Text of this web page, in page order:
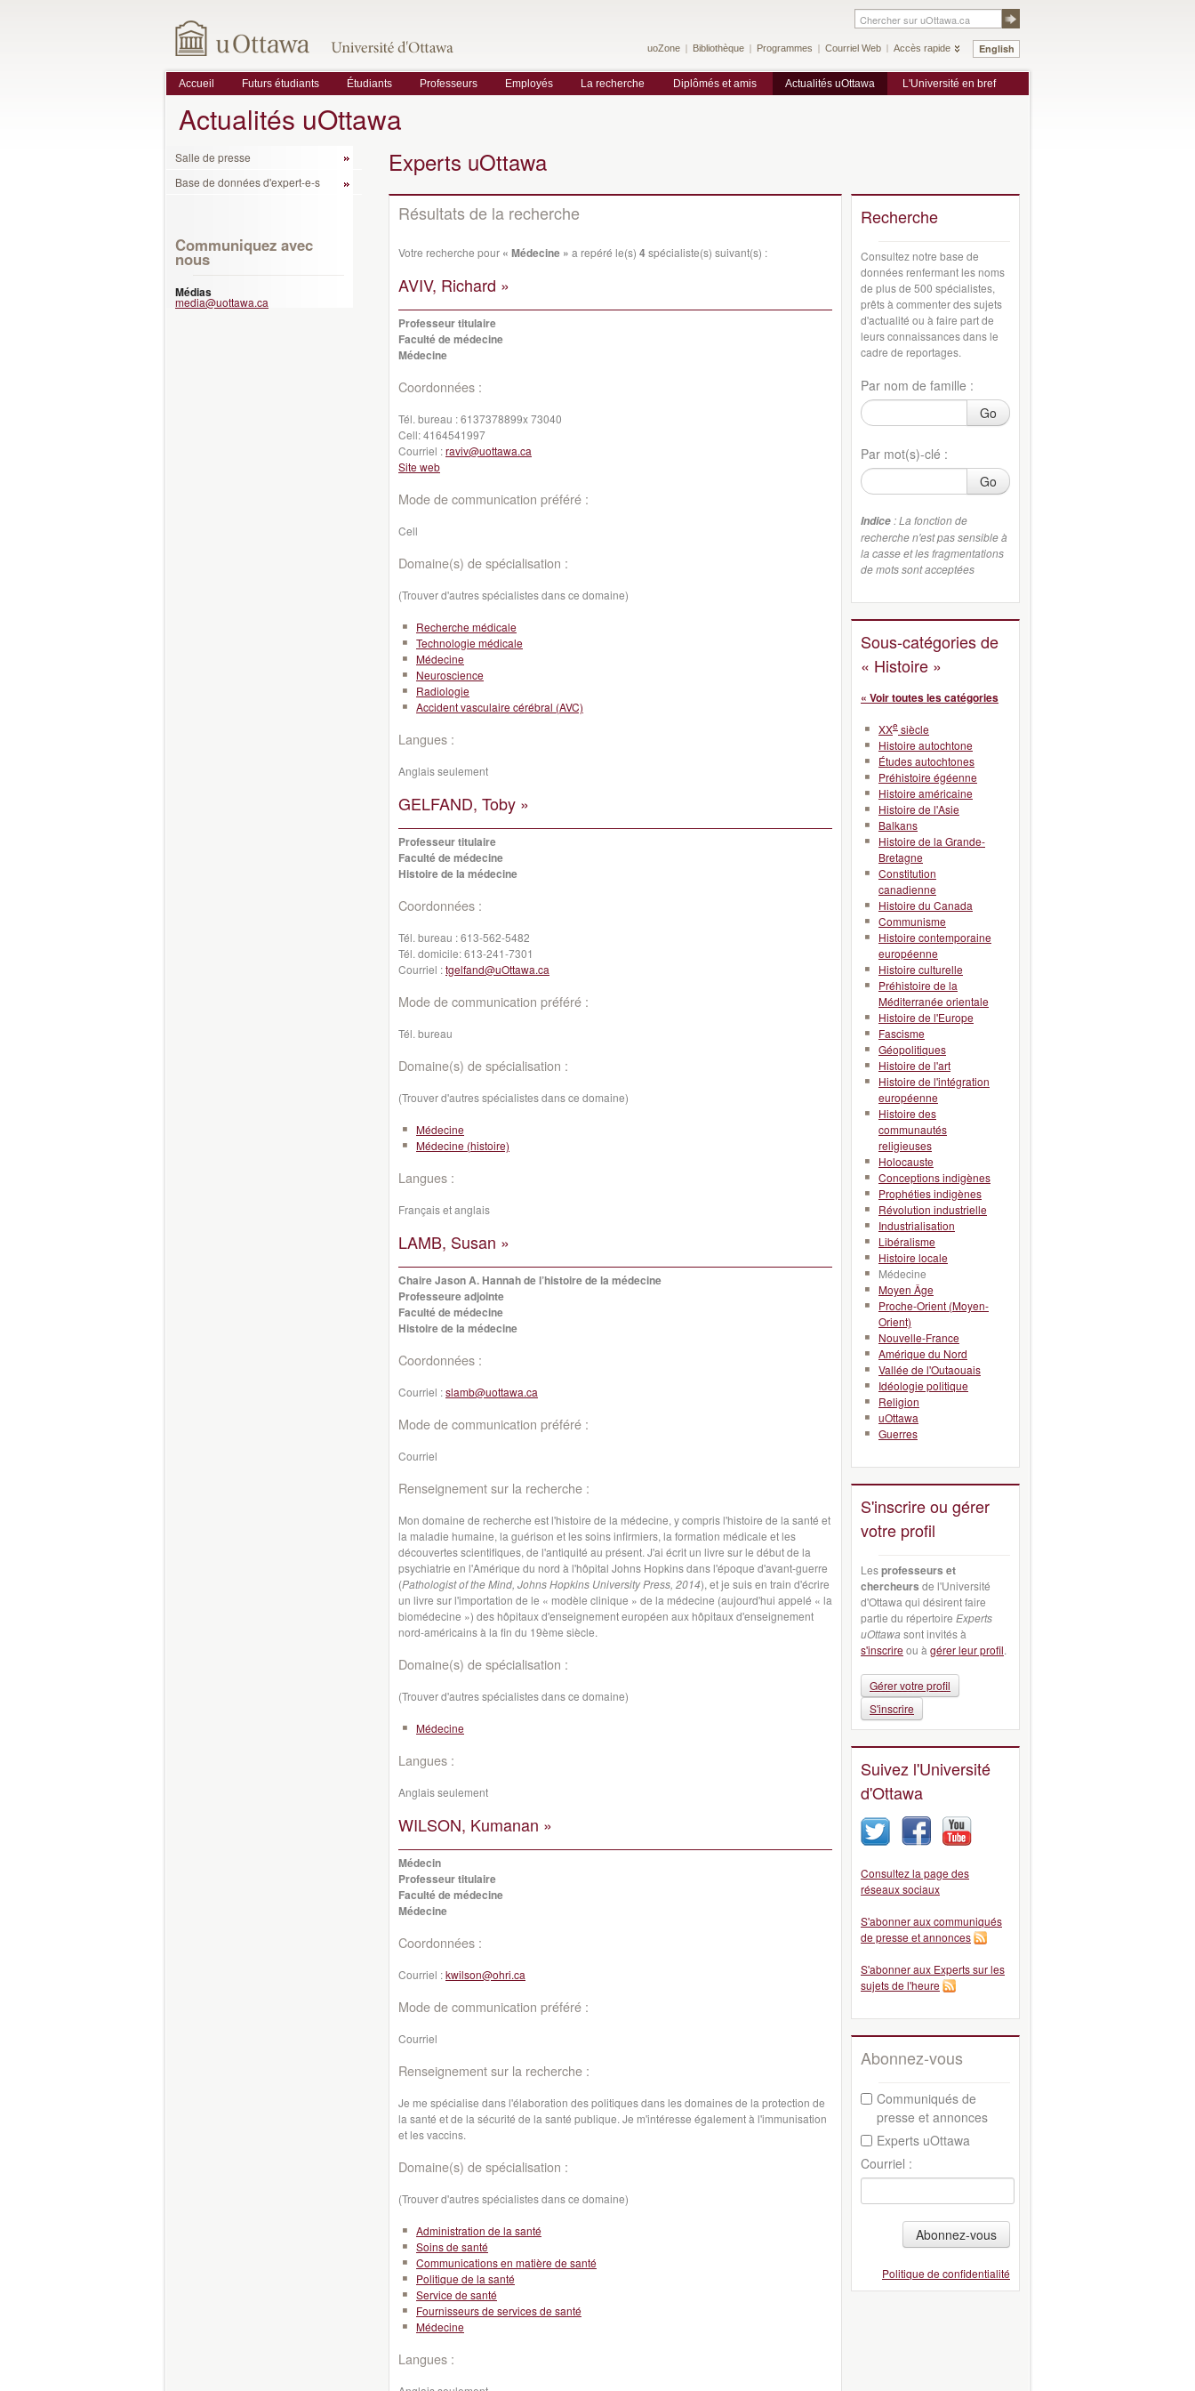
English
uoZone Bibliothèque Programmes Courriel Web Accès rapide
Accueil Futurs étudiants Étudiants Professeurs Employés La recherche Diplômés et amis Actualités uOttawa L'Université en bref
Actualités uOttawa
Salle de presse
Base de données d'expert-e-s
Communiquez avec
nous
Médias
media@uottawa.ca
Experts uOttawa
Résultats de la recherche
Votre recherche pour « Médecine » a repéré le(s) 4spécialiste(s) suivant(s) :
AVIV, Richard »
Professeur titulaire
Faculté de médecine
Médecine
Coordonnées :
Tél. bureau :6137378899x 73040
Cell:4164541997
Courriel :raviv@uottawa.ca
Site web
Mode de communication préféré :
Cell
Domaine(s) de spécialisation :
(Trouver d'autres spécialistes dans ce domaine)
Recherche médicale
Technologie médicale
Médecine
Neuroscience
Radiologie
Accident vasculaire cérébral (AVC)
Langues :
Anglais seulement
GELFAND, Toby »
Professeur titulaire
Faculté de médecine
Histoire de la médecine
Coordonnées :
Tél. bureau :613-562-5482
Tél. domicile:613-241-7301
Courriel :tgelfand@uOttawa.ca
Mode de communication préféré :
Tél. bureau
Domaine(s) de spécialisation :
(Trouver d'autres spécialistes dans ce domaine)
Médecine
Médecine (histoire)
Langues :
Français et anglais
LAMB, Susan »
Chaire Jason A. Hannah de l’histoire de la médecine
Professeure adjointe
Faculté de médecine
Histoire de la médecine
Coordonnées :
Courriel :slamb@uottawa.ca
Mode de communication préféré :
Courriel
Renseignement sur la recherche :
Mon domaine de recherche est l'histoire de la médecine, y compris l'histoire de la santé et
la maladie humaine, la guérison et les soins infirmiers, la formation médicale et les
découvertes scientifiques, de l'antiquité au présent. J'ai écrit un livre sur le début de la
psychiatrie en l'Amérique du nord à l'hôpital Johns Hopkins dans l'époque d'avant-guerre
(Pathologist of the Mind, Johns Hopkins University Press, 2014), et je suis en train d'écrire
un livre sur l'importation de le « modèle clinique » de la médecine (aujourd'hui appelé « la
biomédecine ») des hôpitaux d'enseignement européen aux hôpitaux d'enseignement
nord-américains à la fin du 19ème siècle.
Domaine(s) de spécialisation :
(Trouver d'autres spécialistes dans ce domaine)
Médecine
Langues :
Anglais seulement
WILSON, Kumanan »
Médecin
Professeur titulaire
Faculté de médecine
Médecine
Coordonnées :
Courriel :kwilson@ohri.ca
Mode de communication préféré :
Courriel
Renseignement sur la recherche :
Je me spécialise dans l'élaboration des politiques dans les domaines de la protection de
la santé et de la sécurité de la santé publique. Je m'intéresse également à l'immunisation
et les vaccins.
Domaine(s) de spécialisation :
(Trouver d'autres spécialistes dans ce domaine)
Administration de la santé
Soins de santé
Communications en matière de santé
Politique de la santé
Service de santé
Fournisseurs de services de santé
Médecine
Langues :
Recherche
Consultez notre base de
données renfermant les noms
de plus de 500 spécialistes,
prêts à commenter des sujets
d'actualité ou à faire part de
leurs connaissances dans le
cadre de reportages.
Par nom de famille :
Go
Par mot(s)-clé :
Go
Indice : La fonction de
recherche n'est pas sensible à
la casse et les fragmentations
de mots sont acceptées
Sous-catégories de
« Histoire »
« Voir toutes les catégories
XXe siècle
Histoire autochtone
Études autochtones
Préhistoire égéenne
Histoire américaine
Histoire de l'Asie
Balkans
Histoire de la Grande-
Bretagne
Constitution
canadienne
Histoire du Canada
Communisme
Histoire contemporaine
européenne
Histoire culturelle
Préhistoire de la
Méditerranée orientale
Histoire de l'Europe
Fascisme
Géopolitiques
Histoire de l'art
Histoire de l'intégration
européenne
Histoire des
communautés
religieuses
Holocauste
Conceptions indigènes
Prophéties indigènes
Révolution industrielle
Industrialisation
Libéralisme
Histoire locale
Médecine
Moyen Âge
Proche-Orient (Moyen-
Orient)
Nouvelle-France
Amérique du Nord
Vallée de l'Outaouais
Idéologie politique
Religion
uOttawa
Guerres
S'inscrire ou gérer
votre profil
Lesprofesseurs et
chercheurs de l'Université
d'Ottawa qui désirent faire
partie du répertoire Experts
uOttawa sont invités à
s'inscrireou à gérer leur profil.
Gérer votre profil
S'inscrire
Suivez l'Université
d'Ottawa
Consultez la page des
réseaux sociaux
S'abonner aux communiqués
de presse et annonces
S'abonner aux Experts sur les
sujets de l'heure
Abonnez-vous
Communiqués de
presse et annonces
Experts uOttawa
Courriel :
Abonnez-vous
Politique de confidentialité